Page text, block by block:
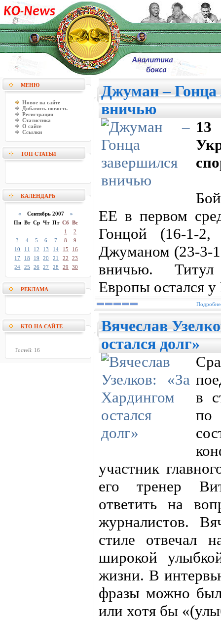
МЕНЮ
Новое на сайте
Добавить новость
Регистрация
Статистика
О сайте
Ссылки
ТОП СТАТЬИ
КАЛЕНДАРЬ
« Сентябрь 2007»
Пн Вт Ср Чт Пт Сб Вс
1
2
3
4 5 6 7 8
9
10
11 12 13 14 15
16
17
18 19 20 21 22
23
24
25 26 27 28 29 30
РЕКЛАМА
КТО НА САЙТЕ
Гостей: 16
Джуман – Гонца
вничью
EE в первом
Гонцой (16-1-
Джуманом (23-3-
вничью.
Европы остался
Вячеслав
остался долг»
в
участник
его тренер
ответить на
журналистов.
стиле отвечал
широкой
жизни. В
фразы можно
или хотя бы